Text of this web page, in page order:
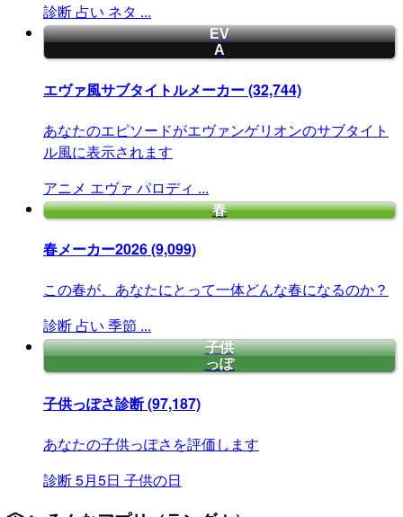
診断 占い ネタ ...
EV
A
エヴァ風サブタイトルメーカー(32,744)
あなたのエピソードがエヴァンゲリオンのサブタイト
ル風に表示されます
アニメ エヴァ パロディ ...
春
春メーカー2026(9,099)
この春が、あなたにとって一体どんな春になるのか？
診断 占い 季節 ...
子供
っぽ
子供っぽさ診断(97,187)
あなたの子供っぽさを評価します
診断5月5日 子供の日